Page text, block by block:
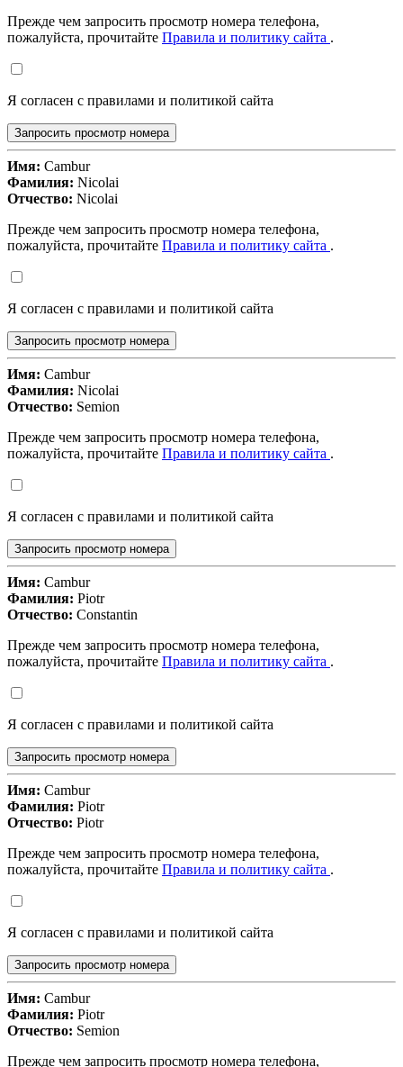
Прежде чем запросить просмотр номера телефона,
пожалуйста, прочитайте Правила и политику сайта .
Я согласен с правилами и политикой сайта
Запросить просмотр номера
Имя: Cambur
Фамилия: Nicolai
Отчество: Nicolai
Прежде чем запросить просмотр номера телефона,
пожалуйста, прочитайте Правила и политику сайта .
Я согласен с правилами и политикой сайта
Запросить просмотр номера
Имя: Cambur
Фамилия: Nicolai
Отчество: Semion
Прежде чем запросить просмотр номера телефона,
пожалуйста, прочитайте Правила и политику сайта .
Я согласен с правилами и политикой сайта
Запросить просмотр номера
Имя: Cambur
Фамилия: Piotr
Отчество: Constantin
Прежде чем запросить просмотр номера телефона,
пожалуйста, прочитайте Правила и политику сайта .
Я согласен с правилами и политикой сайта
Запросить просмотр номера
Имя: Cambur
Фамилия: Piotr
Отчество: Piotr
Прежде чем запросить просмотр номера телефона,
пожалуйста, прочитайте Правила и политику сайта .
Я согласен с правилами и политикой сайта
Запросить просмотр номера
Имя: Cambur
Фамилия: Piotr
Отчество: Semion
Прежде чем запросить просмотр номера телефона,